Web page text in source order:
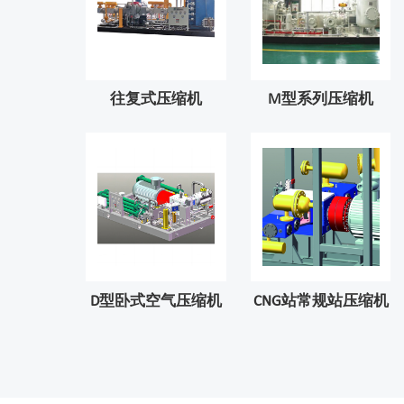
往复式压缩机 M型系列压缩机
D型卧式空气压缩机 CNG站常规站压缩机